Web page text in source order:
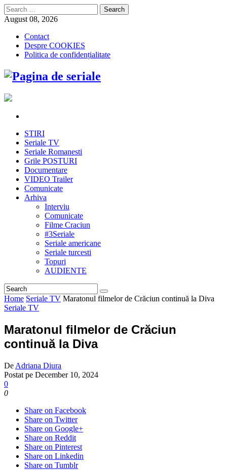
Search
for:
August 08, 2026
Contact
Despre COOKIES
Politica de confidențialitate
STIRI
Seriale TV
Seriale Romanesti
Grile POSTURI
Documentare
VIDEO Trailer
Comunicate
Arhiva
Interviu
Comunicate
Filme Craciun
#3Seriale
Seriale americane
Seriale turcesti
Topuri
AUDIENTE
Home Seriale TV Maratonul filmelor de Crăciun continuă la Diva
Seriale TV
Maratonul filmelor de Crăciun
continuă la Diva
De Adriana Diura
Postat pe December 10, 2024
0
0
Share on Facebook
Share on Twitter
Share on Google+
Share on Reddit
Share on Pinterest
Share on Linkedin
Share on Tumblr